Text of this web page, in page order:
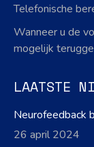
Telefonische
Wanneer u de
mogelijk
LAATSTE
Neurofeedback
26 april 2024